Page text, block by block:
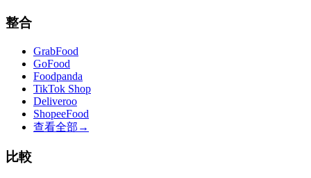
整合
GrabFood
GoFood
Foodpanda
TikTok Shop
Deliveroo
ShopeeFood
查看全部 →
比較